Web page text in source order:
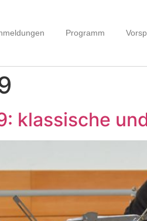
Programm
klassische